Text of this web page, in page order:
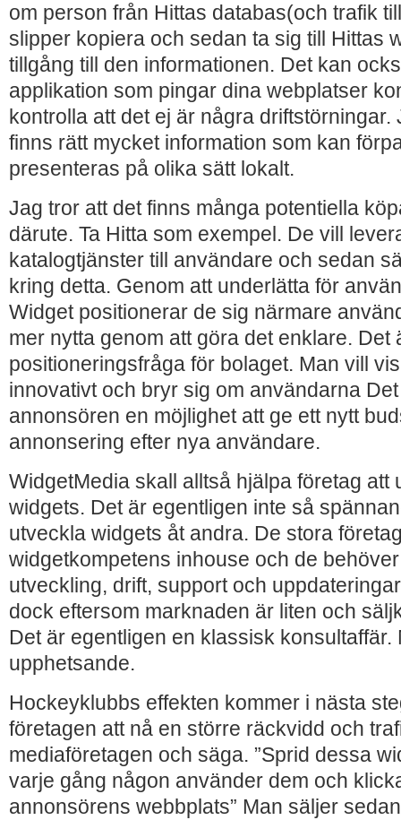
om person från Hittas databas(och trafik
slipper kopiera och sedan ta sig till Hittas
tillgång till den informationen. Det kan
applikation som pingar dina webplatser
kontrolla att det ej är några driftstörningar.
finns rätt mycket information som kan
presenteras på olika sätt lokalt.
Jag tror att det finns många potentiella
därute. Ta Hitta som exempel. De vill
katalogtjänster till användare och sedan
kring detta. Genom att underlätta för
Widget positionerar de sig närmare
mer nytta genom att göra det enklare. Det
positioneringsfråga för bolaget. Man vill
innovativt och bryr sig om användarna
annonsören en möjlighet att ge ett nytt
annonsering efter nya användare.
WidgetMedia skall alltså hjälpa företag att
widgets. Det är egentligen inte så
utveckla widgets åt andra. De stora
widgetkompetens inhouse och de
utveckling, drift, support och
dock eftersom marknaden är liten och
Det är egentligen en klassisk konsultaffär.
upphetsande.
Hockeyklubbs effekten kommer i nästa
företagen att nå en större räckvidd och
mediaföretagen och säga. ”Sprid dessa
varje gång någon använder dem och
annonsörens webbplats” Man säljer